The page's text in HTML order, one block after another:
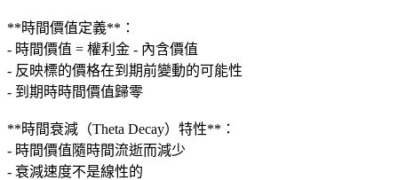
**時間價值定義**：
- 時間價值 = 權利金 - 內含價值
- 反映標的價格在到期前變動的可能性
- 到期時時間價值歸零
**時間衰減（Theta Decay）特性**：
- 時間價值隨時間流逝而減少
- 衰減速度不是線性的